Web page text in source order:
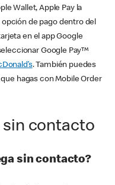
Wallet, Apple Pay la
de pago dentro del
en el app Google
Google Pay™
. También puedes
hagas con Mobile Order
sin contacto
sin contacto?